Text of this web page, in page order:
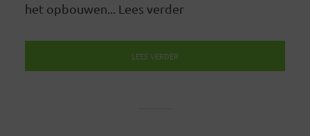
het opbouwen... Lees verder
LEES VERDER